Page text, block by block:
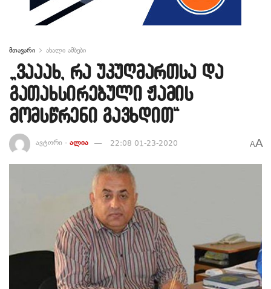
მთავარი ახალი ამბები
„ვააახ, რა უკუღმართსა და
გათახსირებული ჟამის
მომსწრენი გავხდით“
ავტორი - ალია 22:08 01-23-2020 AA